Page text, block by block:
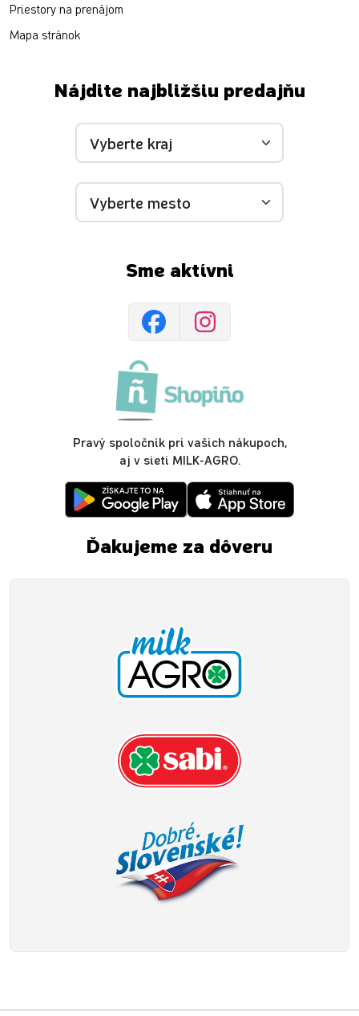
Priestory na prenájom
Mapa stránok
Nájdite najbližšiu predajňu
Sme aktívni
Pravý spoločník pri vašich nákupoch,
aj v sieti MILK-AGRO.
Ďakujeme za dôveru